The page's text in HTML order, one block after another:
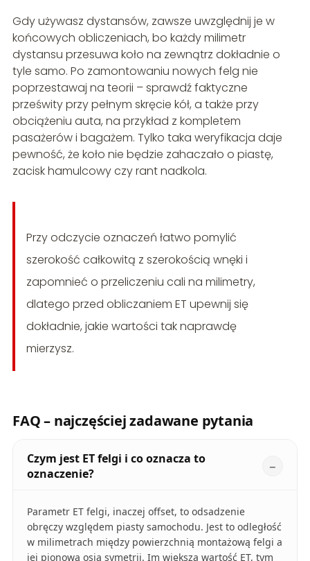
Gdy używasz dystansów, zawsze uwzględnij je w
końcowych obliczeniach, bo każdy milimetr
dystansu przesuwa koło na zewnątrz dokładnie o
tyle samo. Po zamontowaniu nowych felg nie
poprzestawaj na teorii – sprawdź faktyczne
prześwity przy pełnym skręcie kół, a także przy
obciążeniu auta, na przykład z kompletem
pasażerów i bagażem. Tylko taka weryfikacja daje
pewność, że koło nie będzie zahaczało o piastę,
zacisk hamulcowy czy rant nadkola.
Przy odczycie oznaczeń łatwo pomylić
szerokość całkowitą z szerokością wnęki i
zapomnieć o przeliczeniu cali na milimetry,
dlatego przed obliczaniem ET upewnij się
dokładnie, jakie wartości tak naprawdę
mierzysz.
FAQ – najczęściej zadawane pytania
Czym jest ET felgi i co oznacza to
oznaczenie?
Parametr ET felgi, inaczej offset, to odsadzenie
obręczy względem piasty samochodu. Jest to odległość
w milimetrach między powierzchnią montażową felgi a
jej pionową osią symetrii. Im większa wartość ET, tym